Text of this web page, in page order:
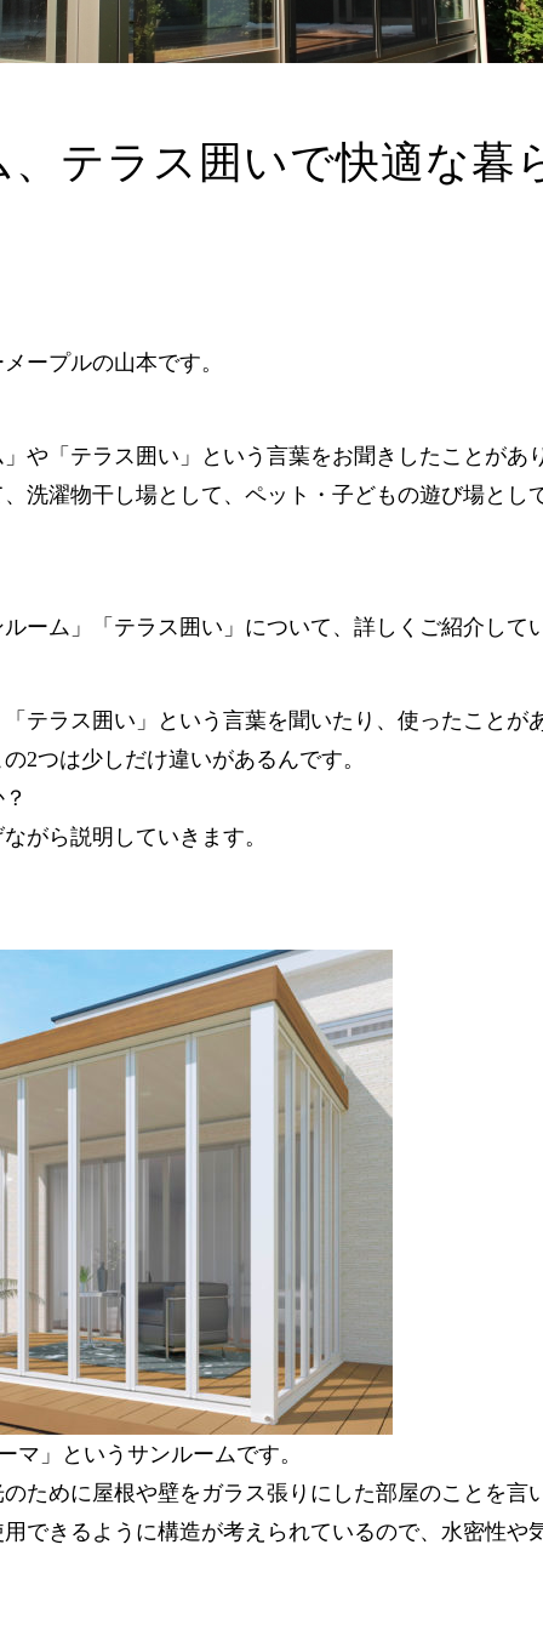
、テラス囲いで快適な暮
ープルの山本です。
や「テラス囲い」という言葉をお聞きしたことがあ
洗濯物干し場として、ペット・子どもの遊び場と
ーム」「テラス囲い」について、詳しくご紹介して
テラス囲い」という言葉を聞いたり、使ったことが
2つは少しだけ違いがあるんです。
がら説明していきます。
マ」というサンルームです。
ために屋根や壁をガラス張りにした部屋のことを言
できるように構造が考えられているので、水密性や